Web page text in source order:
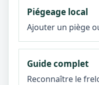
Piégeage local
Ajouter un piège
Guide complet
Reconnaître le